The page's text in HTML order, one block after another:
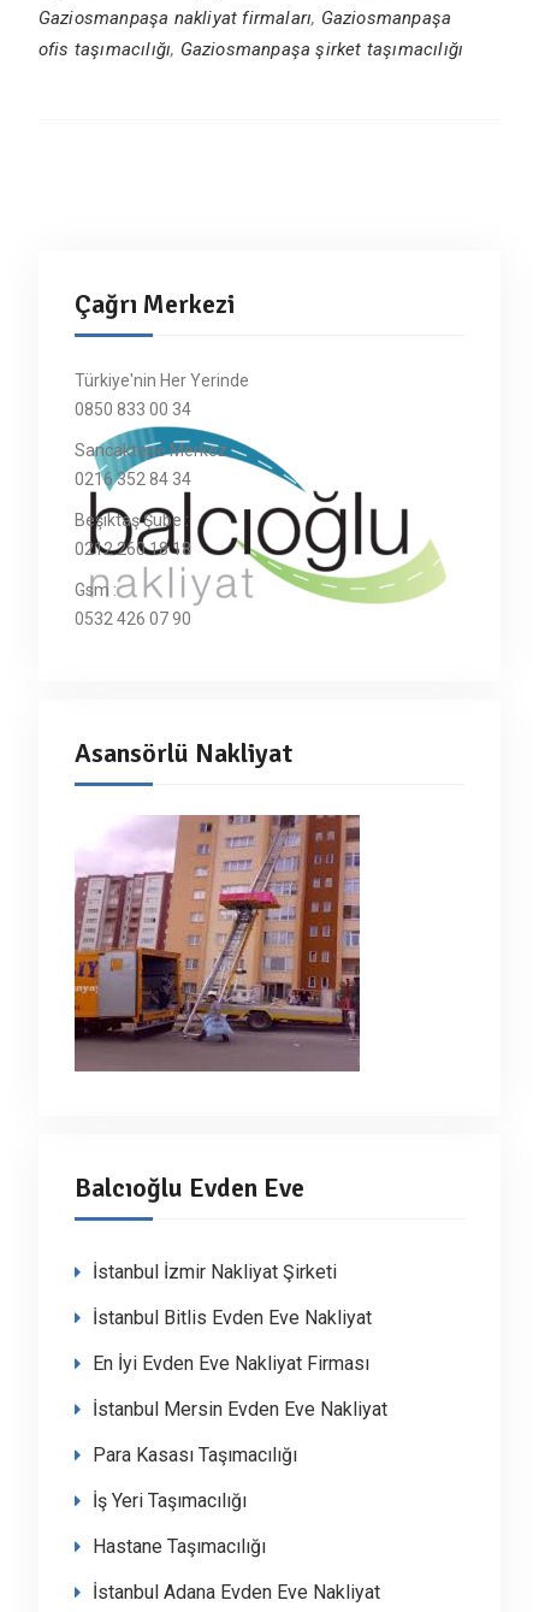
Gaziosmanpaşa nakliyat firmaları, Gaziosmanpaşa
ofis taşımacılığı, Gaziosmanpaşa şirket taşımacılığı
Çağrı Merkezi
Türkiye'nin Her Yerinde
0850 833 00 34
Sancaktepe Merkez :
0216 352 84 34
Beşiktaş Şube :
0212 260 18 18
Gsm :
0532 426 07 90
Asansörlü Nakliyat
Balcıoğlu Evden Eve
İstanbul İzmir Nakliyat Şirketi
İstanbul Bitlis Evden Eve Nakliyat
En İyi Evden Eve Nakliyat Firması
İstanbul Mersin Evden Eve Nakliyat
Para Kasası Taşımacılığı
İş Yeri Taşımacılığı
Hastane Taşımacılığı
İstanbul Adana Evden Eve Nakliyat